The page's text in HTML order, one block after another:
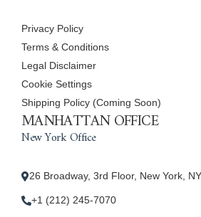
Privacy Policy
Terms & Conditions
Legal Disclaimer
Cookie Settings
Shipping Policy (Coming Soon)
MANHATTAN OFFICE
New York Office
26 Broadway, 3rd Floor, New York,
+1 (212) 245-7070